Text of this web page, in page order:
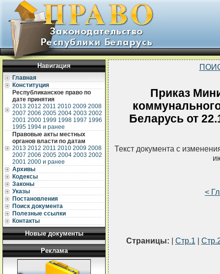
Навигация
Главная
Конституция
Республиканское право по
дате принятия
2013 2012 2011 2010 2009 2008
2007 2006 2005 2004 2003 2002
2001 2000 1999 1998 1997 1996
1995 1994 и ранее
Правовые акты местных
органов власти по датам
2013 2012 2011 2010 2009 2008
2007 2006 2005 2004 2003 2002
2001 2000 и ранее
Архивы
Кодексы
Законы
Указы
Постановления
Поиск документа
Полезные ссылки
Контакты
Новые документы
Реклама
Приказ
Беларусь от
Текст документа с
<
Страницы: Стр.1